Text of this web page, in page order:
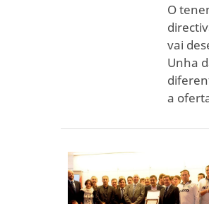
O
vai
Unha
a